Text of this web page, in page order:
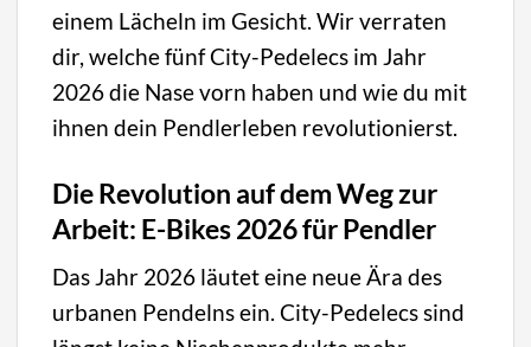
einem Lächeln im Gesicht. Wir verraten
dir, welche fünf City-Pedelecs im Jahr
2026 die Nase vorn haben und wie du mit
ihnen dein Pendlerleben revolutionierst.
Die Revolution auf dem Weg zur
Arbeit: E-Bikes 2026 für Pendler
Das Jahr 2026 läutet eine neue Ära des
urbanen Pendelns ein. City-Pedelecs sind